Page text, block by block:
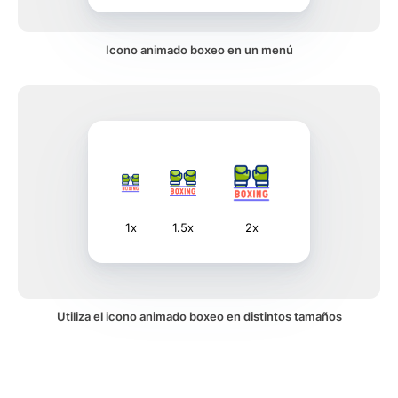
Icono animado boxeo en un menú
1x 1.5x 2x
Utiliza el icono animado boxeo en distintos tamaños